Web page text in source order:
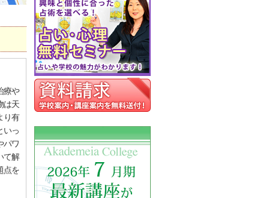
療や
は天
り有
いっ
パワ
て解
点を